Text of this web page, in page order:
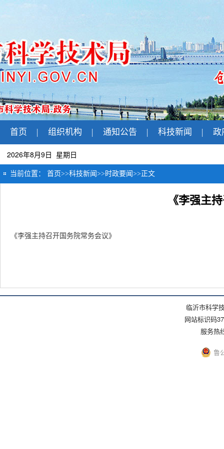
首页 | 组织机构 | 通知公告 | 科技新闻 | 政
2026年8月9日 星期日
当前位置： 首页>>科技新闻 >> 时政要闻 >> 正文
《李强主
《李强主持召开国务院常务会议》
临沂市科学
网站标识码
服务热
鲁